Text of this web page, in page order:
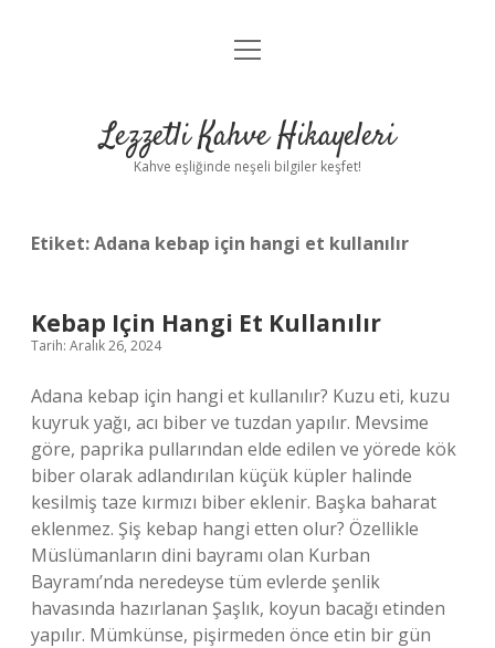
Anasayfa
Yasal Uyarı
menüyü
Lezzetli Kahve Hikayeleri
Kahve eşliğinde neşeli bilgiler keşfet!
Etiket:Adana kebap için hangi et kullanılır
Kebap Için Hangi Et Kullanılır
Tarih: Aralık 26, 2024
Adana kebap için hangi et kullanılır? Kuzu eti, kuzu
kuyruk yağı, acı biber ve tuzdan yapılır. Mevsime
göre, paprika pullarından elde edilen ve yörede kök
biber olarak adlandırılan küçük küpler halinde
kesilmiş taze kırmızı biber eklenir. Başka baharat
eklenmez. Şiş kebap hangi etten olur? Özellikle
Müslümanların dini bayramı olan Kurban
Bayramı’nda neredeyse tüm evlerde şenlik
havasında hazırlanan Şaşlık, koyun bacağı etinden
yapılır. Mümkünse, pişirmeden önce etin bir gün